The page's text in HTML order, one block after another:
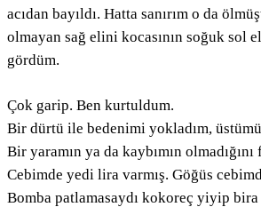
acıdan bayıldı. Hatta sanırım o da
olmayan sağ elini kocasının soğuk sol
gördüm.
Çok garip. Ben kurtuldum.
Bir dürtü ile bedenimi yokladım, üstümü
Bir yaramın ya da kaybımın
Cebimde yedi lira varmış. Göğüs
Bomba patlamasaydı kokoreç yiyip